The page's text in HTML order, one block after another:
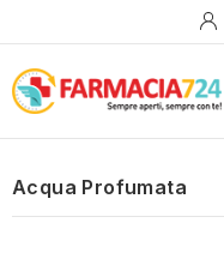
Acqua Profumata